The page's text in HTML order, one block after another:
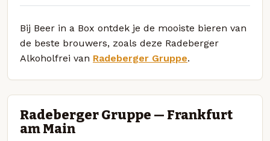
Bij Beer in a Box ontdek je de mooiste bieren van
de beste brouwers, zoals deze Radeberger
Alkoholfrei van Radeberger Gruppe.
Radeberger Gruppe — Frankfurt
am Main